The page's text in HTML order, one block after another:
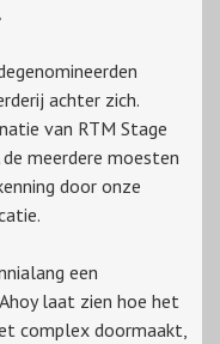
achter zich.
van RTM Stage
meerdere moesten
door onze
een
laat zien hoe het
complex doormaakt,